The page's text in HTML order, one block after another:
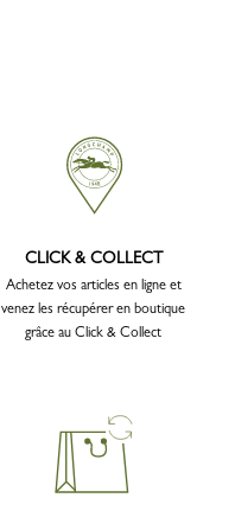
CLICK & COLLECT
Achetez vos articles en ligne et
venez les récupérer en boutique
grâce au Click & Collect